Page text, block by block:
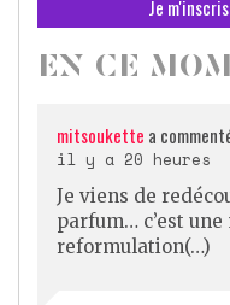
EN CE
mitsoukette a
il y a 20 heures
Je viens de
parfum… c’est
reformulation(…)